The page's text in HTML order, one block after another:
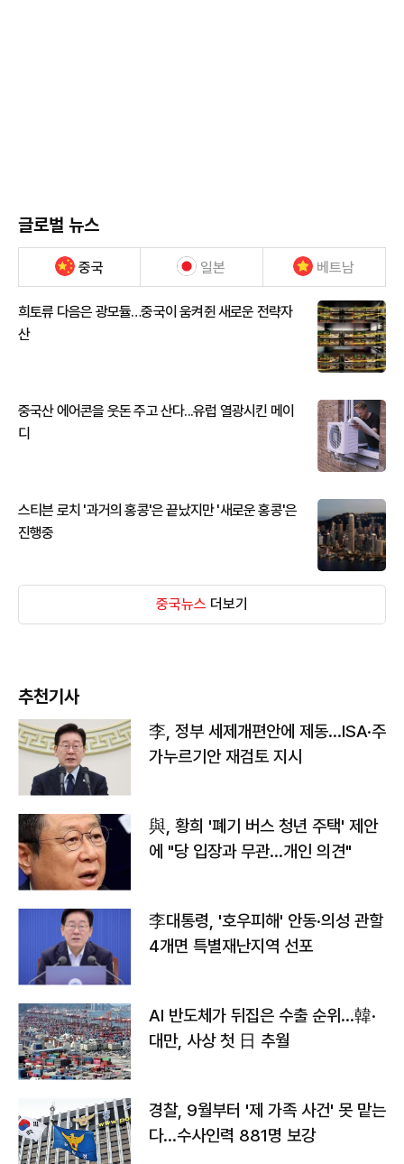
글로벌 뉴스
중국 일본 베트남
희토류 다음은 광모듈…중국이 움켜쥔 새로운 전략자
산
중국산 에어콘을 웃돈 주고 산다...유럽 열광시킨 메이
디
스티븐 로치 '과거의 홍콩'은 끝났지만 '새로운 홍콩'은
진행중
중국뉴스 더보기
추천기사
李, 정부 세제개편안에 제동…ISA·주
가누르기안 재검토 지시
與, 황희 '폐기 버스 청년 주택' 제안
에 "당 입장과 무관…개인 의견"
李대통령, '호우피해' 안동·의성 관할
4개면 특별재난지역 선포
AI 반도체가 뒤집은 수출 순위…韓·
대만, 사상 첫 日 추월
경찰, 9월부터 '제 가족 사건' 못 맡는
다…수사인력 881명 보강